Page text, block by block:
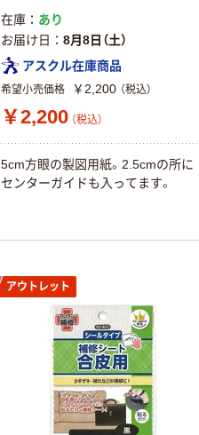
在庫
あり
お届け日
8月8日（土）
アスクル在庫商品
希望小売価格 ￥2,200 （税込）
￥2,200 （税込）
5cm方眼の製図用紙。2.5cmの所に
センターガイドも入ってます。
アウトレット